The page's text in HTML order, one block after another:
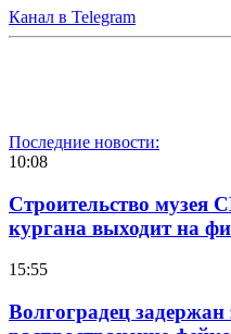
Канал в Telegram
Последние новости:
10:08
Строительство
кургана выходит на
15:55
Волгоградец задержан